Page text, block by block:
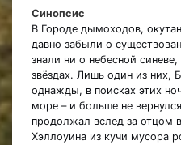
Синопсис
В Городе дымоходов,
давно забыли о
знали ни о небесной
звёздах. Лишь один из них,
однажды, в поисках этих
море – и больше не
продолжал вслед за отцом
Хэллоуина из кучи мусора